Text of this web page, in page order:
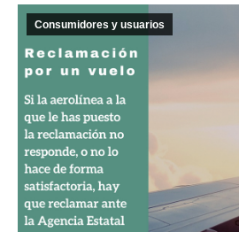
Consumidores y usuarios